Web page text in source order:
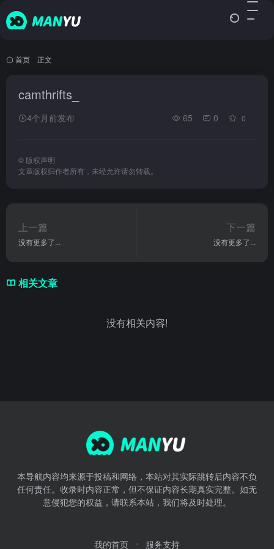
首页 正文
camthrifts_
4个月前发布 65 0 0
© 版权声明
文章版权归作者所有，未经允许请勿转载。
上一篇
没有更多了...
下一篇
没有更多了...
相关文章
没有相关内容!
本导航内容均来源于投稿和网络，本站对其实际跳转后内容不负
任何责任。收录时内容正常，但不保证内容长期真实完整。如无
意侵犯您的权益，请联系本站，我们将及时处理。
我的首页 服务支持